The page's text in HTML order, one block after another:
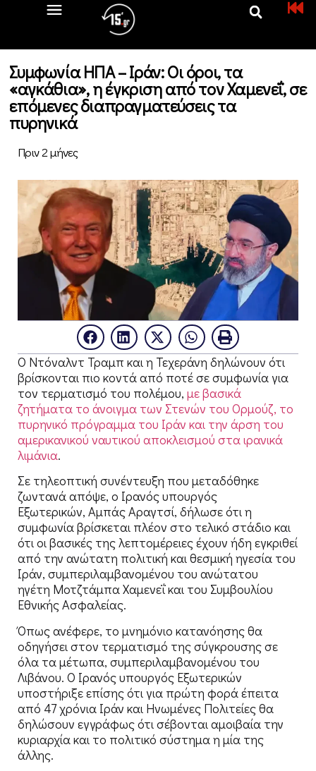
Συμφωνία ΗΠΑ – Ιράν: Οι όροι, τα
«αγκάθια», η έγκριση από τον Χαμενεΐ, σε
επόμενες διαπραγματεύσεις τα
πυρηνικά
Πριν 2 μήνες
Ο Ντόναλντ Τραμπ και η Τεχεράνη δηλώνουν ότι
βρίσκονται πιο κοντά από ποτέ σε συμφωνία για
τον τερματισμό του πολέμου, με βασικά
ζητήματα το άνοιγμα των Στενών του Ορμούζ, το
πυρηνικό πρόγραμμα του Ιράν και την άρση του
αμερικανικού ναυτικού αποκλεισμού στα ιρανικά
λιμάνια.
Σε τηλεοπτική συνέντευξη που μεταδόθηκε
ζωντανά απόψε, ο Ιρανός υπουργός
Εξωτερικών, Αμπάς Αραγτσί, δήλωσε ότι η
συμφωνία βρίσκεται πλέον στο τελικό στάδιο και
ότι οι βασικές της λεπτομέρειες έχουν ήδη εγκριθεί
από την ανώτατη πολιτική και θεσμική ηγεσία του
Ιράν, συμπεριλαμβανομένου του ανώτατου
ηγέτη Μοτζτάμπα Χαμενεΐ και του Συμβουλίου
Εθνικής Ασφαλείας.
Όπως ανέφερε, το μνημόνιο κατανόησης θα
οδηγήσει στον τερματισμό της σύγκρουσης σε
όλα τα μέτωπα, συμπεριλαμβανομένου του
Λιβάνου. Ο Ιρανός υπουργός Εξωτερικών
υποστήριξε επίσης ότι για πρώτη φορά έπειτα
από 47 χρόνια Ιράν και Ηνωμένες Πολιτείες θα
δηλώσουν εγγράφως ότι σέβονται αμοιβαία την
κυριαρχία και το πολιτικό σύστημα η μία της
άλλης.